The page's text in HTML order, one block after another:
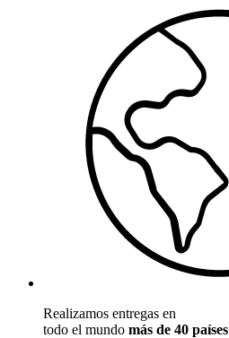
Realizamos entregas en
todo el mundo más de 40 países